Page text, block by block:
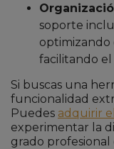
soporte
optimizando
facilitando el
Si buscas una
funcionalidad
Puedes adquirir
experimentar la
grado